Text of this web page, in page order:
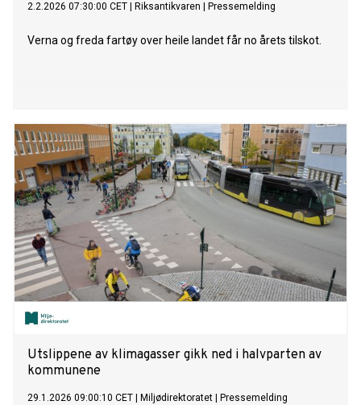
2.2.2026 07:30:00 CET Riksantikvaren Pressemelding
Verna og freda fartøy over heile landet får no årets tilskot.
Utslippene av klimagasser gikk ned i halvparten av
kommunene
29.1.2026 09:00:10 CET Miljødirektoratet Pressemelding